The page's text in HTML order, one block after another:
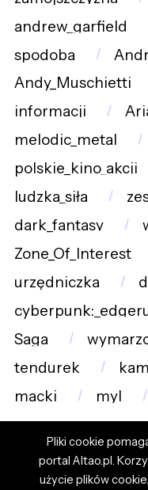
andrew_garfield
spodoba
Andy_Muschietti
informacji
melodic_metal
polskie_kino_akcji
ludzka_siła
dark_fantasy
Zone_Of_Interest
urzędniczka
Saga
tendurek
macki
myl
Pliki cookie
portal Altao.pl.
użycie plików